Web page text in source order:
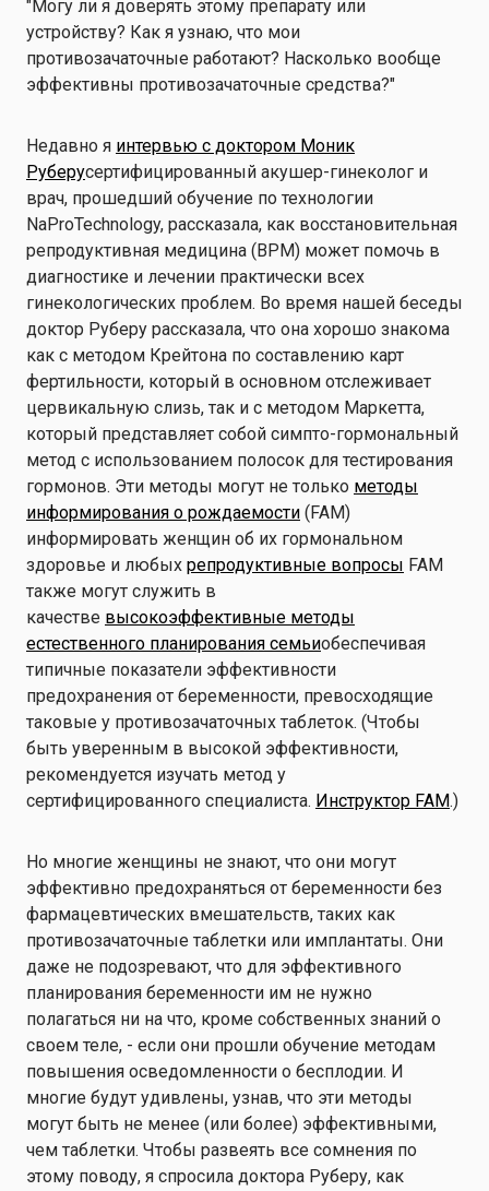
"Могу ли я доверять этому препарату или
устройству? Как я узнаю, что мои
противозачаточные работают? Насколько вообще
эффективны противозачаточные средства?"
Недавно я интервью с доктором Моник
Руберусертифицированный акушер-гинеколог и
врач, прошедший обучение по технологии
NaProTechnology, рассказала, как восстановительная
репродуктивная медицина (ВРМ) может помочь в
диагностике и лечении практически всех
гинекологических проблем. Во время нашей беседы
доктор Руберу рассказала, что она хорошо знакома
как с методом Крейтона по составлению карт
фертильности, который в основном отслеживает
цервикальную слизь, так и с методом Маркетта,
который представляет собой симпто-гормональный
метод с использованием полосок для тестирования
гормонов. Эти методы могут не только методы
информирования о рождаемости (FAM)
информировать женщин об их гормональном
здоровье и любых репродуктивные вопросы FAM
также могут служить в
качестве высокоэффективные методы
естественного планирования семьиобеспечивая
типичные показатели эффективности
предохранения от беременности, превосходящие
таковые у противозачаточных таблеток. (Чтобы
быть уверенным в высокой эффективности,
рекомендуется изучать метод у
сертифицированного специалиста. Инструктор FAM.)
Но многие женщины не знают, что они могут
эффективно предохраняться от беременности без
фармацевтических вмешательств, таких как
противозачаточные таблетки или имплантаты. Они
даже не подозревают, что для эффективного
планирования беременности им не нужно
полагаться ни на что, кроме собственных знаний о
своем теле, - если они прошли обучение методам
повышения осведомленности о бесплодии. И
многие будут удивлены, узнав, что эти методы
могут быть не менее (или более) эффективными,
чем таблетки. Чтобы развеять все сомнения по
этому поводу, я спросила доктора Руберу, как